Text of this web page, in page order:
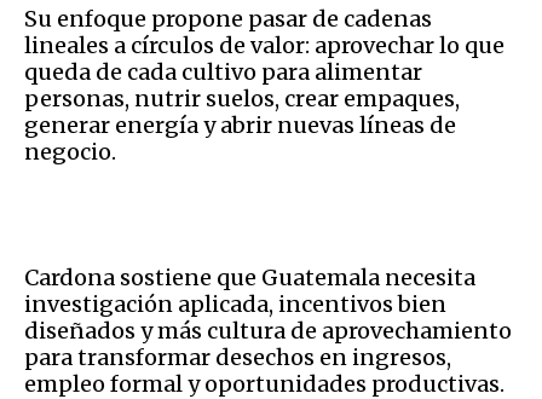
Su enfoque propone pasar de cadenas
lineales a círculos de valor: aprovechar lo que
queda de cada cultivo para alimentar
personas, nutrir suelos, crear empaques,
generar energía y abrir nuevas líneas de
negocio.
Cardona sostiene que Guatemala necesita
investigación aplicada, incentivos bien
diseñados y más cultura de aprovechamiento
para transformar desechos en ingresos,
empleo formal y oportunidades productivas.